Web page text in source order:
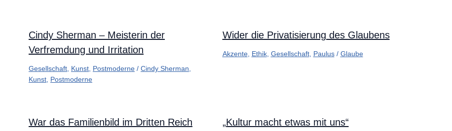
Cindy Sherman – Meisterin der
Verfremdung und Irritation
Gesellschaft Kunst Postmoderne / Cindy Sherman
Kunst Postmoderne
Wider die Privatisierung des Glaubens
Akzente, Ethik, Gesellschaft, Paulus/ Glaube
War das Familienbild im Dritten Reich
„Kultur macht etwas mit uns“